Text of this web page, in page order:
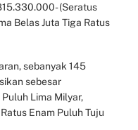
(Seratus
Belas Juta Tiga Ratus
sebanyak 145
sebesar
Lima Milyar,
Enam Puluh Tuju